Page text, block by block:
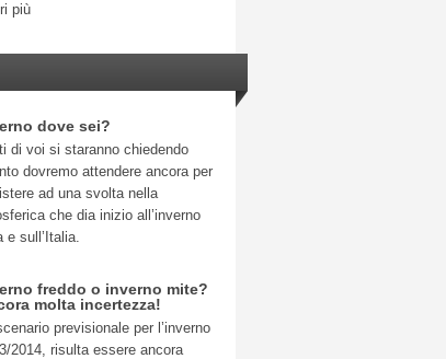
più
dove sei?
di voi si staranno chiedendo
dovremo attendere ancora per
ad una svolta nella
che dia inizio all’inverno
e sull’Italia.
freddo o inverno mite?
molta incertezza!
previsionale per l’inverno
2014, risulta essere ancora